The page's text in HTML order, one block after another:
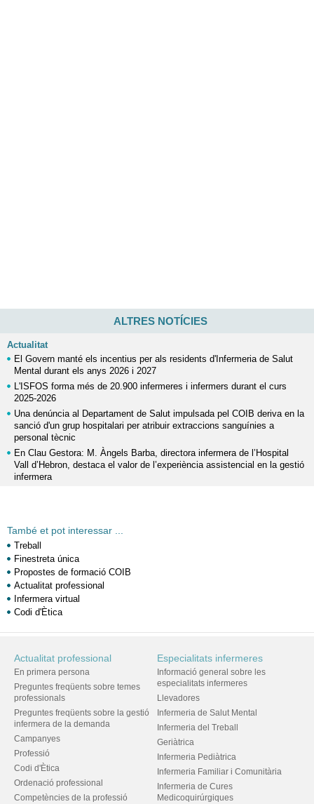
ALTRES NOTÍCIES
Actualitat
El Govern manté els incentius per als residents d'Infermeria de Salut
Mental durant els anys 2026 i 2027
L'ISFOS forma més de 20.900 infermeres i infermers durant el curs
2025-2026
Una denúncia al Departament de Salut impulsada pel COIB deriva en la
sanció d'un grup hospitalari per atribuir extraccions sanguínies a
personal tècnic
En Clau Gestora: M. Àngels Barba, directora infermera de l’Hospital
Vall d’Hebron, destaca el valor de l’experiència assistencial en la gestió
infermera
També et pot interessar ...
Treball
Finestreta única
Propostes de formació COIB
Actualitat professional
Infermera virtual
Codi d'Ètica
Actualitat professional
En primera persona
Preguntes freqüents sobre temes
professionals
Preguntes freqüents sobre la gestió
infermera de la demanda
Campanyes
Professió
Codi d'Ètica
Ordenació professional
Competències de la professió
Especialitats infermeres
Informació general sobre les
especialitats infermeres
Llevadores
Infermeria de Salut Mental
Infermeria del Treball
Geriàtrica
Infermeria Pediàtrica
Infermeria Familiar i Comunitària
Infermeria de Cures
Medicoquirúrgiques